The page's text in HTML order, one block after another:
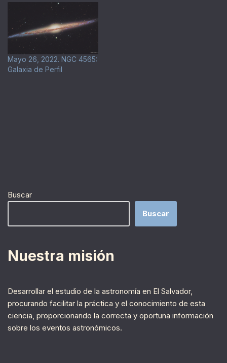
Mayo 26, 2022. NGC 4565:
Galaxia de Perfil
Buscar
Buscar
Nuestra misión
Desarrollar el estudio de la astronomía en El Salvador,
procurando facilitar la práctica y el conocimiento de esta
ciencia, proporcionando la correcta y oportuna información
sobre los eventos astronómicos.